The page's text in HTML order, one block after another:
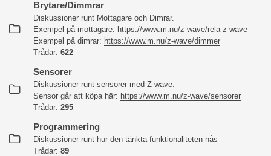
Brytare/Dimmrar
Diskussioner runt Mottagare och Dimrar.
Exempel på mottagare: https://www.m.nu/z-wave/rela-z-wave
Exempel på dimrar: https://www.m.nu/z-wave/dimmer
Trådar: 622
Sensorer
Diskussioner runt sensorer med Z-wave.
Sensor går att köpa här: https://www.m.nu/z-wave/sensorer
Trådar: 295
Programmering
Diskussioner runt hur den tänkta funktionaliteten nås
Trådar: 89